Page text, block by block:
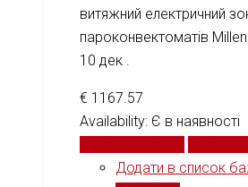
витяжний електричний
пароконвектоматів
10 дек .
€ 1167.57
Availability: Є в наявності
Додати в список